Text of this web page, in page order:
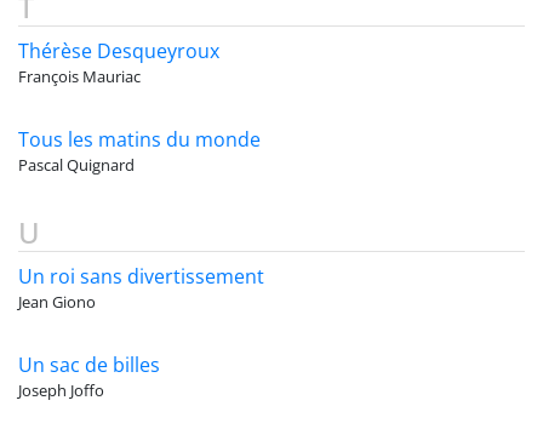
Thérèse Desqueyroux
François Mauriac
Tous les matins du monde
Pascal Quignard
U
Un roi sans divertissement
Jean Giono
Un sac de billes
Joseph Joffo